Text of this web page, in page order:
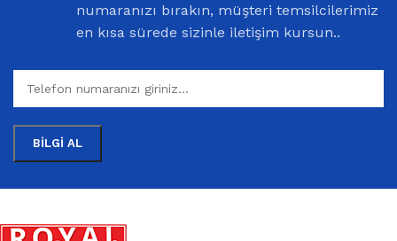
numaranızı bırakın, müşteri temsilcilerimiz
en kısa sürede sizinle iletişim kursun..